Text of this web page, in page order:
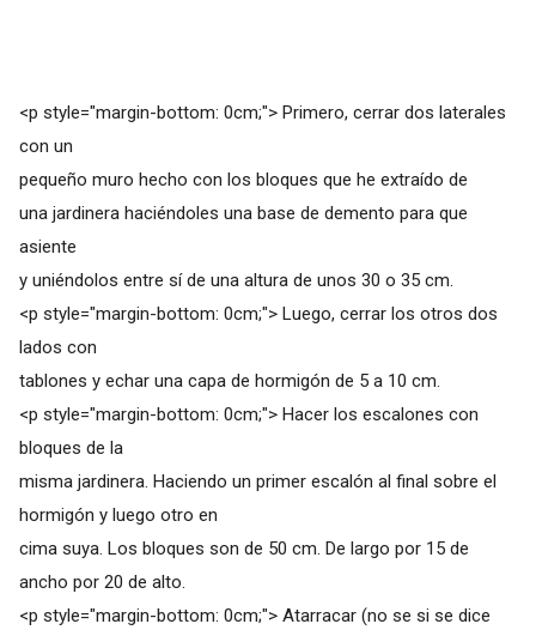
<p style="margin-bottom: 0cm;"> Primero, cerrar dos laterales
con un
pequeño muro hecho con los bloques que he extraído de
una jardinera haciéndoles una base de demento para que
asiente
y uniéndolos entre sí de una altura de unos 30 o 35 cm.
<p style="margin-bottom: 0cm;"> Luego, cerrar los otros dos
lados con
tablones y echar una capa de hormigón de 5 a 10 cm.
<p style="margin-bottom: 0cm;"> Hacer los escalones con
bloques de la
misma jardinera. Haciendo un primer escalón al final sobre el
hormigón y luego otro en
cima suya. Los bloques son de 50 cm. De largo por 15 de
ancho por 20 de alto.
<p style="margin-bottom: 0cm;"> Atarracar (no se si se dice